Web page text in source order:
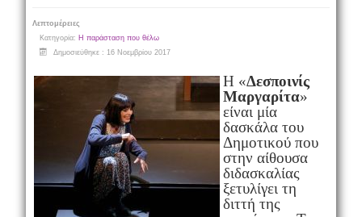
Λεπτομέρειες
Κατηγορία: Η παράσταση που θέλω
Δημοσιεύθηκε : 16 Νοεμβρίου 2017
Η «Δεσποινίς
Μαργαρίτα»
είναι μία
δασκάλα του
Δημοτικού που
στην αίθουσα
διδασκαλίας
ξετυλίγει τη
διττή της